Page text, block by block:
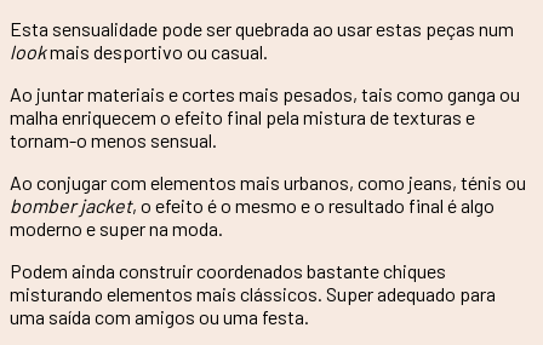
Esta sensualidade pode ser quebrada ao usar estas peças num
lookmais desportivo ou casual.
Ao juntar materiais e cortes mais pesados, tais como ganga ou
malha enriquecem o efeito final pela mistura de texturas e
tornam-o menos sensual.
Ao conjugar com elementos mais urbanos, como jeans, ténis ou
bomber jacket, o efeito é o mesmo e o resultado final é algo
moderno e super na moda.
Podem ainda construir coordenados bastante chiques
misturando elementos mais clássicos. Super adequado para
uma saída com amigos ou uma festa.